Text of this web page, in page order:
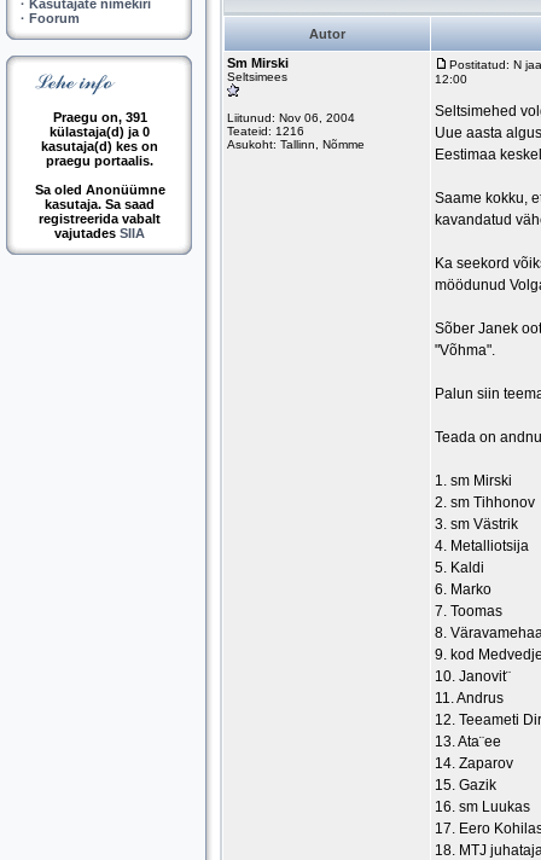
· Kasutajate nimekiri
· Foorum
Praegu on, 391
külastaja(d) ja 0
kasutaja(d) kes on
praegu portaalis.
Sa oled Anonüümne
kasutaja. Sa saad
registreerida vabalt
vajutades SIIA
Autor
Sm Mirski
Seltsimees
Liitunud: Nov 06, 2004
Teateid: 1216
Asukoht: Tallinn, Nõmme
Postitatud: N
12:00
Seltsimehed
Uue aasta
Eestimaa
Saame kokku,
kavandatud
Ka seekord
möödunud
Sõber Janek
"Võhma".
Palun siin
Teada on
1. sm Mirski
2. sm Tihhonov
3. sm Västrik
4. Metalliotsija
5. Kaldi
6. Marko
7. Toomas
8.
9. kod
10. Janovit¨
11. Andrus
12. Teeameti
13. Ata¨ee
14. Zaparov
15. Gazik
16. sm Luukas
17. Eero
18. MTJ